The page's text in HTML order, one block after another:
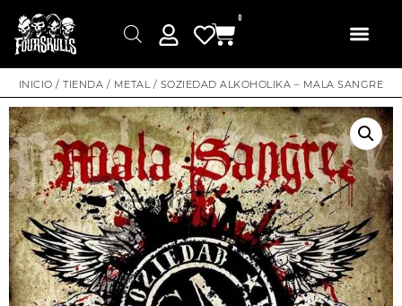
0
INICIO /TIENDA / METAL / SOZIEDAD ALKOHOLIKA – MALA SANGRE